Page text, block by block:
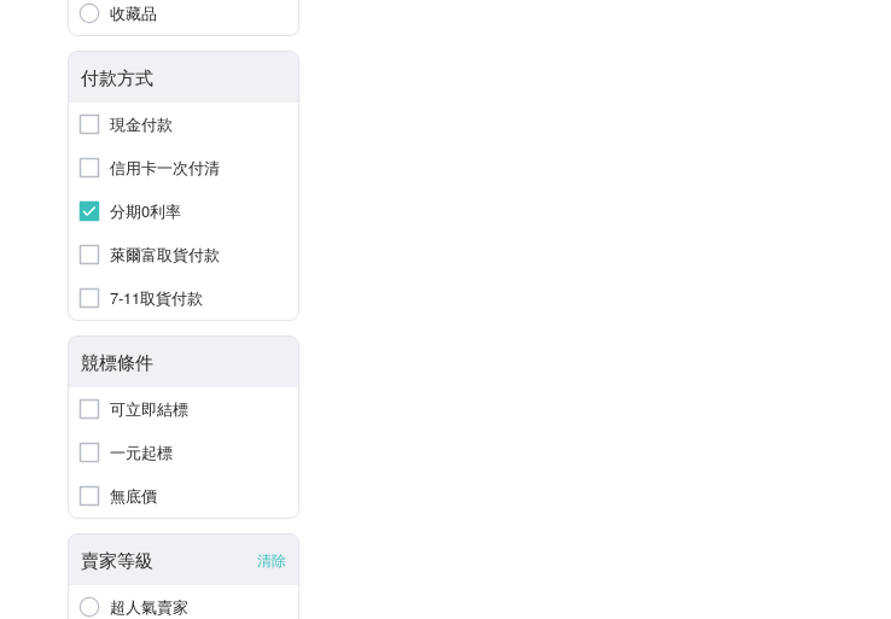
收藏品
付款方式
現金付款
信用卡一次付清
分期0利率
萊爾富取貨付款
7-11取貨付款
競標條件
可立即結標
一元起標
無底價
賣家等級 清除
超人氣賣家